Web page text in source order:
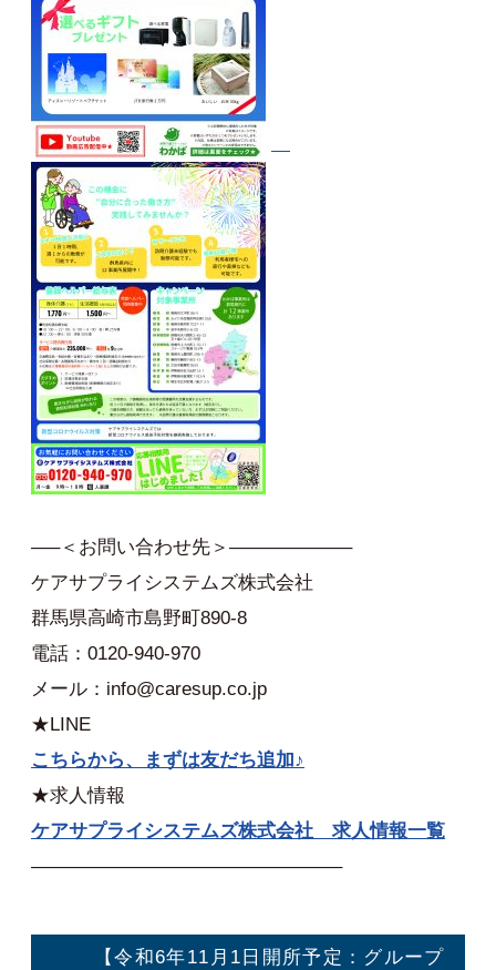
—–＜お問い合わせ先＞——————–
ケアサプライシステムズ株式会社
群馬県高崎市島野町890-8
電話：0120-940-970
メール：info@caresup.co.jp
★LINE
こちらから、まずは友だち追加♪
★求人情報
ケアサプライシステムズ株式会社 求人情報一覧
————————————————–
【令和6年11月1日開所予定：グループ